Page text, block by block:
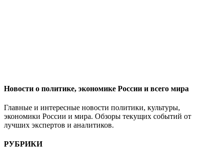
Новости о политике, экономике России и всего мира
Главные и интересные новости политики, культуры,
экономики России и мира. Обзоры текущих событий от
лучших экспертов и аналитиков.
РУБРИКИ